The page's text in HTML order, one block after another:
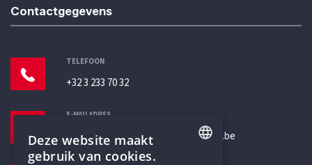
Contactgegevens
TELEFOON
+32 3 233 70 32
E-MAILADRES
secretariaat@humanistischverbond.be
Deze website maakt
gebruik van cookies.